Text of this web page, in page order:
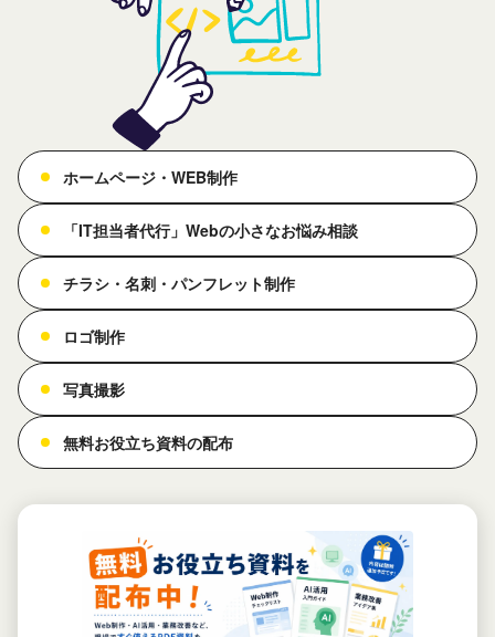
ホームページ・WEB制作
「IT担当者代行」Webの小さなお悩み相談
チラシ・名刺・パンフレット制作
ロゴ制作
写真撮影
無料お役立ち資料の配布